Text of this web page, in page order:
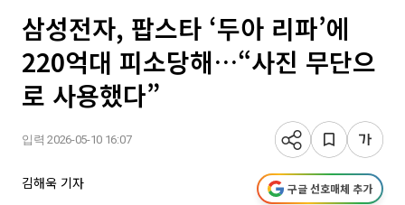
삼성전자, 팝스타 ‘두아 리파’에
220억대 피소당해…“사진 무단으
로 사용했다”
입력 2026-05-10 16:07
김해욱 기자 구글 선호매체 추가